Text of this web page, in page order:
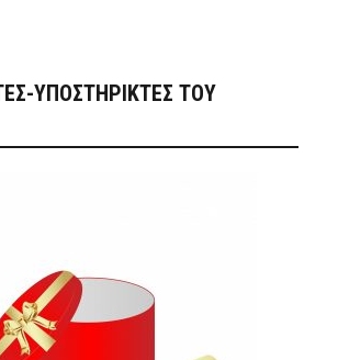
ΥΠΟΣΤΗΡΙΚΤΈΣ ΤΟΥ